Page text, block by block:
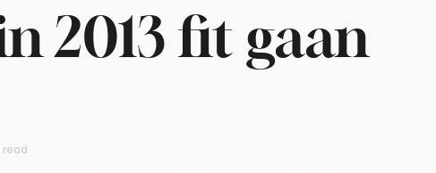
2013 fit gaan